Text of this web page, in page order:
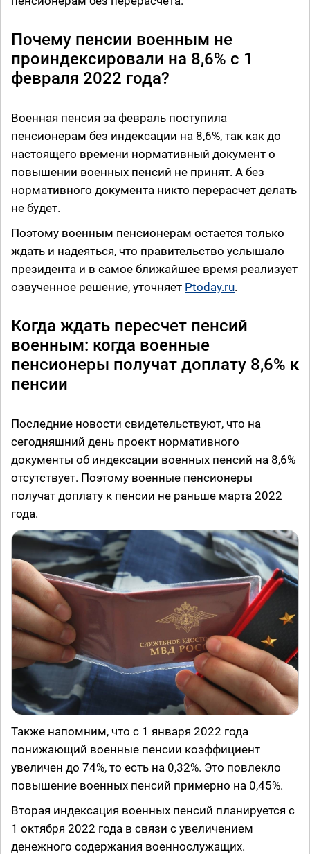
Почему пенсии военным не
проиндексировали на 8,6% с 1
февраля 2022 года?
Военная пенсия за февраль поступила
пенсионерам без индексации на 8,6%, так как до
настоящего времени нормативный документ о
повышении военных пенсий не принят. А без
нормативного документа никто перерасчет делать
не будет.
Поэтому военным пенсионерам остается только
ждать и надеяться, что правительство услышало
президента и в самое ближайшее время реализует
озвученное решение, уточняет Ptoday.ru.
Когда ждать пересчет пенсий
военным: когда военные
пенсионеры получат доплату 8,6% к
пенсии
Последние новости свидетельствуют, что на
сегодняшний день проект нормативного
документы об индексации военных пенсий на 8,6%
отсутствует. Поэтому военные пенсионеры
получат доплату к пенсии не раньше марта 2022
года.
Также напомним, что с 1 января 2022 года
понижающий военные пенсии коэффициент
увеличен до 74%, то есть на 0,32%. Это повлекло
повышение военных пенсий примерно на 0,45%.
Вторая индексация военных пенсий планируется с
1 октября 2022 года в связи с увеличением
денежного содержания военнослужащих.